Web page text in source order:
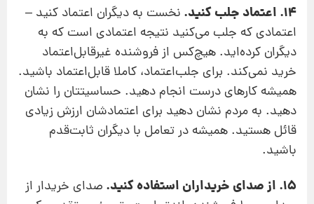
14. اعتماد جلب کنید.
نخست به دیگران اعتماد کنید –
اعتمادی که جلب می‌کنید نتیجه اعتمادی است که به
دیگران کرده‌اید. هیچ‌کس از فروشنده غیرقابل‌اعتماد
خرید نمی‌کند. برای جلب‌اعتماد، کاملا قابل‌اعتماد باشید.
همیشه کارهای درست انجام دهید. حساسیتتان را نشان
دهید. به مردم نشان دهید برای اعتمادشان ارزش زیادی
قائل هستید. همیشه در تعامل با دیگران ثابت‌قدم
باشید.
15. از صدای خریداران استفاده کنید.
صدای خریدار از